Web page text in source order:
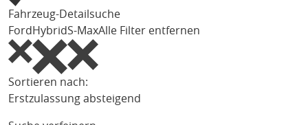
Fahrzeug-Detailsuche
FordHybridS-MaxAlle Filter entfernen
Sortieren nach:
Erstzulassung absteigend